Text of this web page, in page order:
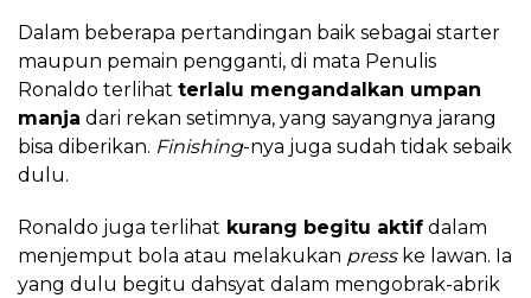
Dalam beberapa pertandingan baik sebagai starter
maupun pemain pengganti, di mata Penulis
Ronaldo terlihat terlalu mengandalkan umpan
manja dari rekan setimnya, yang sayangnya jarang
bisa diberikan. Finishing-nya juga sudah tidak sebaik
dulu.
Ronaldo juga terlihat kurang begitu aktif dalam
menjemput bola atau melakukan press ke lawan. Ia
yang dulu begitu dahsyat dalam mengobrak-abrik